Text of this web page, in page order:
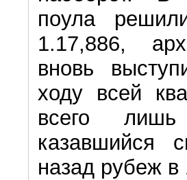
поула
1.17,886,
вновь
ходу всей
всего
казавшийся
назад рубеж в